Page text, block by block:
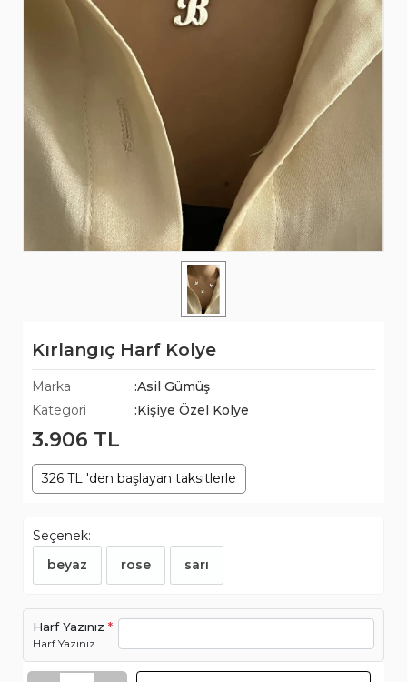
Kırlangıç Harf Kolye
Marka
:Asil Gümüş
Kategori
:Kişiye Özel Kolye
3.906 TL
326 TL 'den başlayan taksitlerle
Seçenek:
beyaz
rose sarı
Harf Yazınız *
Harf Yazınız